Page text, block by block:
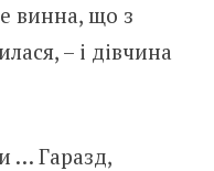
винна, що з
– і дівчина
… Гаразд,